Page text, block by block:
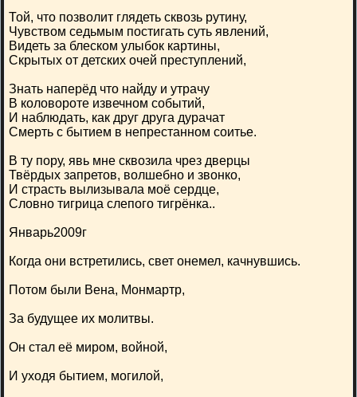
Той, что позволит глядеть сквозь рутину,
Чувством седьмым постигать суть явлений,
Видеть за блеском улыбок картины,
Скрытых от детских очей преступлений,
Знать наперёд что найду и утрачу
В коловороте извечном событий,
И наблюдать, как друг друга дурачат
Смерть с бытием в непрестанном соитье.
В ту пору, явь мне сквозила чрез дверцы
Твёрдых запретов, волшебно и звонко,
И страсть вылизывала моё сердце,
Словно тигрица слепого тигрёнка..
Январь2009г
Когда они встретились, свет онемел, качнувшись.
Потом были Вена, Монмартр,
За будущее их молитвы.
Он стал её миром, войной,
И уходя бытием, могилой,